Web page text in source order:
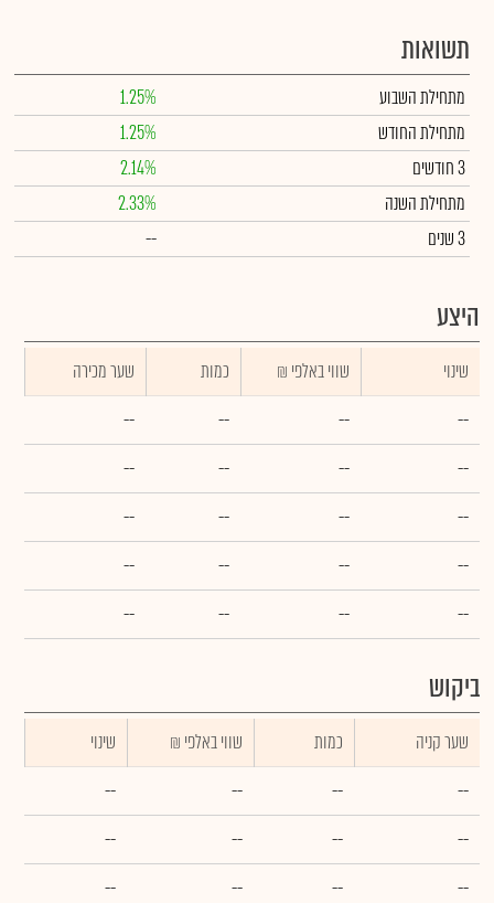
תשואות
מתחילת השבוע
1.25%
מתחילת החודש
1.25%
3 חודשים
2.14%
מתחילת השנה
2.33%
3 שנים
--
היצע
שינוי ₪ שווי באלפי כמות
שער מכירה
--
--
--
--
--
--
--
--
--
--
--
--
--
--
--
--
--
--
--
--
ביקוש
שער קניה כמות ₪ שווי באלפי
שינוי
--
--
--
--
--
--
--
--
--
--
--
--